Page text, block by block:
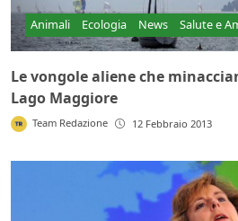
Animali Ecologia News Salute e
Le vongole aliene che
Lago Maggiore
Team Redazione 12 Febbraio 2013